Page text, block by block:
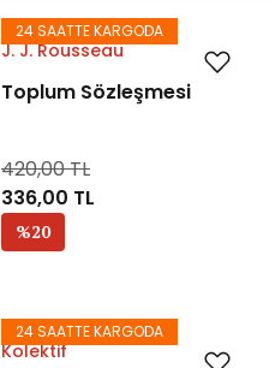
24 SAATTE KARGODA
J. J. Rousseau
Toplum Sözleşmesi
420,00 TL
336,00 TL
%20
24 SAATTE KARGODA
Kolektif